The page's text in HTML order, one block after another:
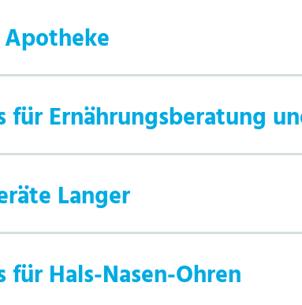
für Ernährungsberatung
Langer
für Hals-Nasen-Ohren